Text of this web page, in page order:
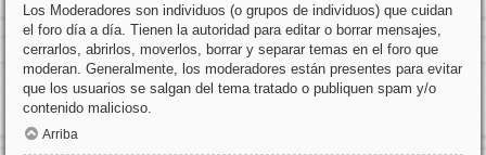
Los Moderadores son individuos (o grupos de individuos) que cuidan
el foro día a día. Tienen la autoridad para editar o borrar mensajes,
cerrarlos, abrirlos, moverlos, borrar y separar temas en el foro que
moderan. Generalmente, los moderadores están presentes para evitar
que los usuarios se salgan del tema tratado o publiquen spam y/o
contenido malicioso.
Arriba